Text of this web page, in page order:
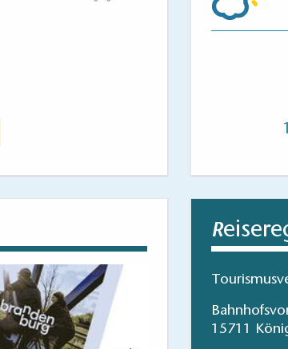
und Boot unterschiedlich hoch ausfallen.
mit dem Charterer halten und
um einen Schwimmsteg. Je nach Wasserstand
zwischen Deck und Steg jedoch nicht mehr
Türen, Flure und Durchgänge: 83 cm
im Zimmer: >150 cm
zu einer Längsseite des Bettes: >150 cm
zu einer Längsseite des Bettes: >150 cm
des Bettes: >150 cm
R
15711